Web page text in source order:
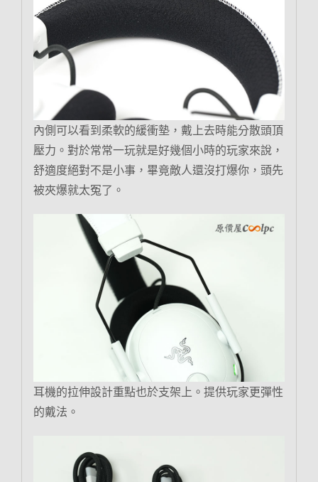
內側可以看到柔軟的緩衝墊，戴上去時能分散頭頂
壓力。對於常常一玩就是好幾個小時的玩家來說，
舒適度絕對不是小事，畢竟敵人還沒打爆你，頭先
被夾爆就太冤了。
耳機的拉伸設計重點也於支架上。提供玩家更彈性
的戴法。